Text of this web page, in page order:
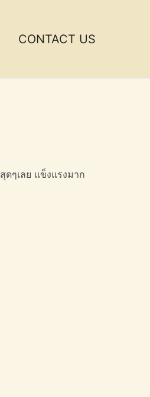
CONTACT US
ๆเลย แข็งแรงมาก